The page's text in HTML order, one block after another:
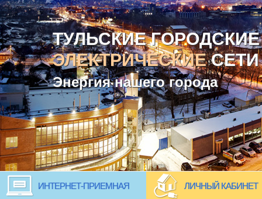
ТУЛЬСКИЕ ГОРОДСКИЕ
ЭЛЕКТРИЧЕСКИЕСЕТИ
Энергия нашего города
ИНТЕРНЕТ-ПРИЕМНАЯ ЛИЧНЫЙ КАБИНЕТ